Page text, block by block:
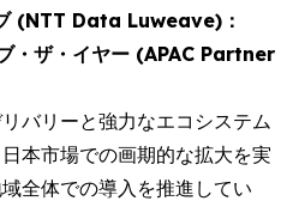
(NTT Data Luweave)：
・ザ・イヤー (APAC Partner
バリーと強力なエコシステム
本市場での画期的な拡大を実
全体での導入を推進してい